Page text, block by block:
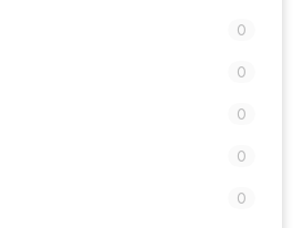
0
0
0
0
0